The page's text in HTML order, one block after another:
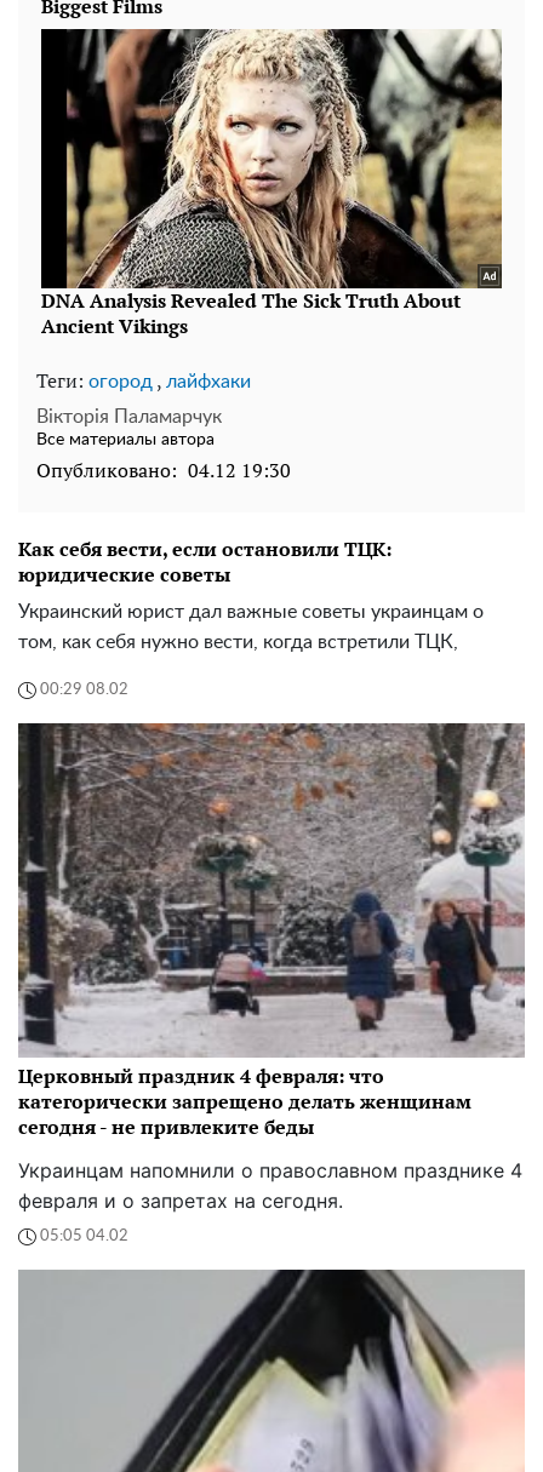
Теги: огород , лайфхаки
Вікторія Паламарчук
Все материалы автора
Опубликовано: 04.12 19:30
Как себя вести, если остановили ТЦК:
юридические советы
Украинский юрист дал важные советы украинцам о
том, как себя нужно вести, когда встретили ТЦК,
00:29 08.02
Церковный праздник 4 февраля: что
категорически запрещено делать женщинам
сегодня - не привлеките беды
Украинцам напомнили о православном празднике 4
февраля и о запретах на сегодня.
05:05 04.02